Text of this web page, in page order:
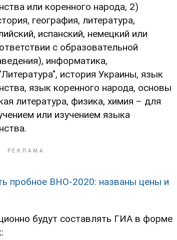
или коренного народа, 2)
география, литература,
испанский, немецкий или
с образовательной
информатика,
история Украины, язык
язык коренного народа, основы
литература, физика, химия – для
или изучением языка
пробное ВНО-2020: названы цены и
будут составлять ГИА в форме